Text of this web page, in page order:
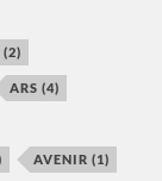
(2)
ARS (4)
AVENIR (1)